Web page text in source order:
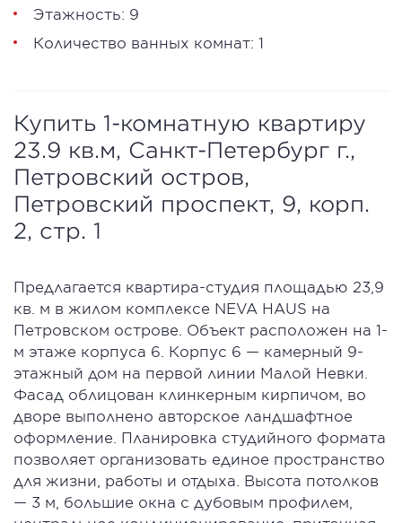
Этажность: 9
Количество ванных комнат: 1
Купить 1-комнатную квартиру
23.9 кв.м, Санкт-Петербург г.,
Петровский остров,
Петровский проспект, 9, корп.
2, стр. 1
Предлагается квартира-студия площадью 23,9
кв. м в жилом комплексе NEVA HAUS на
Петровском острове. Объект расположен на 1-
м этаже корпуса 6. Корпус 6 — камерный 9-
этажный дом на первой линии Малой Невки.
Фасад облицован клинкерным кирпичом, во
дворе выполнено авторское ландшафтное
оформление. Планировка студийного формата
позволяет организовать единое пространство
для жизни, работы и отдыха. Высота потолков
— 3 м, большие окна с дубовым профилем,